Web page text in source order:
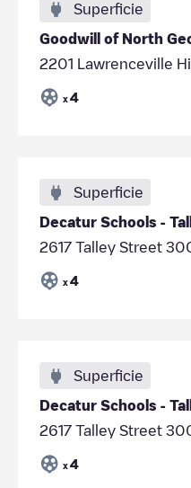
Superficie
Goodwill of North
2201 Lawrenceville
x 4
Superficie
Decatur Schools -
2617 Talley Street
x 4
Superficie
Decatur Schools -
2617 Talley Street
x 4